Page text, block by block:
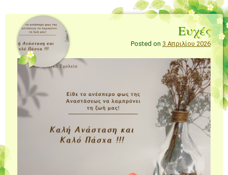
Ευχές
Posted on 3 Απριλίου 2026